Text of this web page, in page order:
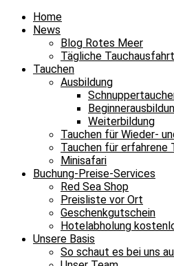
Home
News
Blog Rotes Meer
Tägliche
Tauchen
Ausbildung
Weiterbildung
Tauchen für Wieder-
Tauchen für erfahrene
Minisafari
Buchung-Preise-Services
Red Sea Shop
Preisliste vor Ort
Geschenkgutschein
Hotelabholung
Unsere Basis
So schaut es bei uns